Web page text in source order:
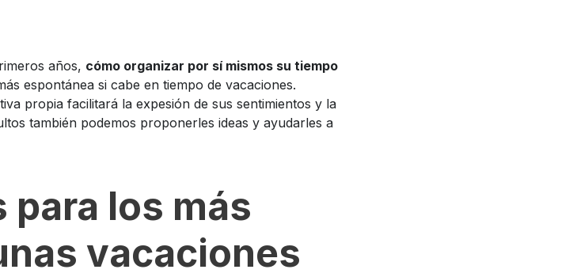
años, cómo organizar por sí mismos su tiempo
espontánea si cabe en tiempo de vacaciones.
propia facilitará la expesión de sus sentimientos y la
también podemos proponerles ideas y ayudarles a
los más
vacaciones